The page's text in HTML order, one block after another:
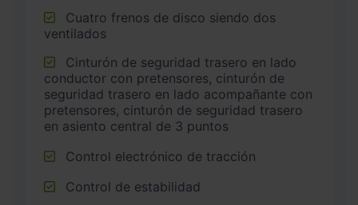
ventilados
conductor con pretensores, cinturón de
seguridad trasero en lado acompañante con
pretensores, cinturón de seguridad trasero
en asiento central de 3 puntos
Control electrónico de tracción
Control de estabilidad